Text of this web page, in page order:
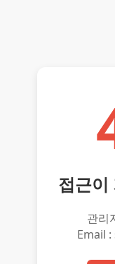
접근이
관리
Email